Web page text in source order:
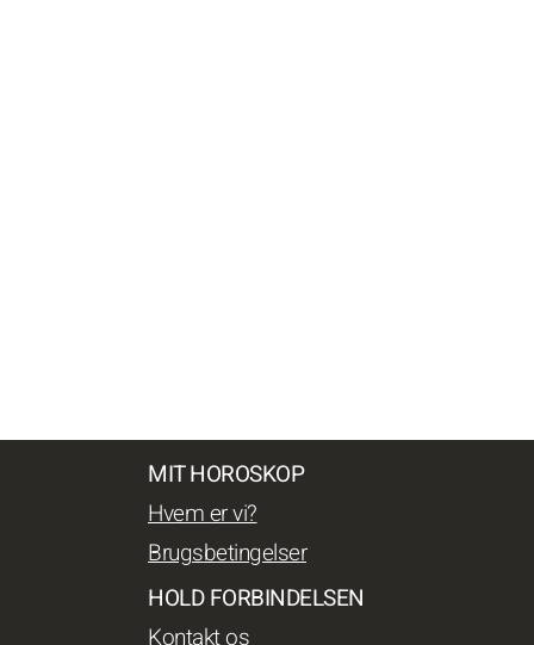
MIT HOROSKOP
Hvem er vi?
Brugsbetingelser
HOLD FORBINDELSEN
Kontakt os